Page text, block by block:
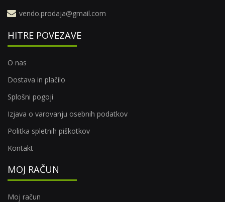
vendo.prodaja@gmail.com
HITRE POVEZAVE
O nas
Dostava in plačilo
Splošni pogoji
Izjava o varovanju osebnih podatkov
Politka spletnih piškotkov
Kontakt
MOJ RAČUN
Moj račun